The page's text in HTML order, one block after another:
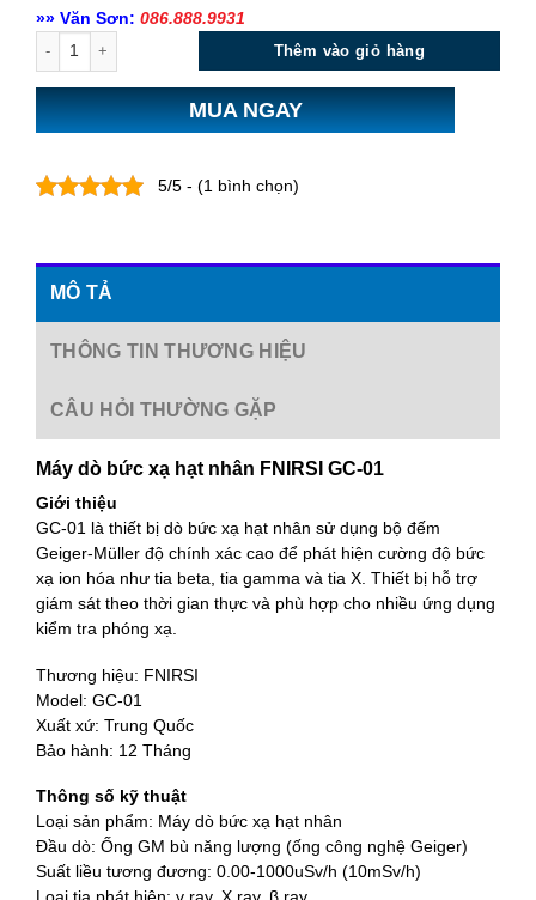
»» Văn Sơn: 086.888.9931
Thêm vào giỏ hàng
MUA NGAY
5/5 - (1 bình chọn)
MÔ TẢ
THÔNG TIN THƯƠNG HIỆU
CÂU HỎI THƯỜNG GẶP
Máy dò bức xạ hạt nhân FNIRSI GC-01
Giới thiệu
GC-01 là thiết bị dò bức xạ hạt nhân sử dụng bộ đếm
Geiger-Müller độ chính xác cao để phát hiện cường độ bức
xạ ion hóa như tia beta, tia gamma và tia X. Thiết bị hỗ trợ
giám sát theo thời gian thực và phù hợp cho nhiều ứng dụng
kiểm tra phóng xạ.
Thương hiệu: FNIRSI
Model: GC-01
Xuất xứ: Trung Quốc
Bảo hành: 12 Tháng
Thông số kỹ thuật
Loại sản phẩm: Máy dò bức xạ hạt nhân
Đầu dò: Ống GM bù năng lượng (ống công nghệ Geiger)
Suất liều tương đương: 0.00-1000uSv/h (10mSv/h)